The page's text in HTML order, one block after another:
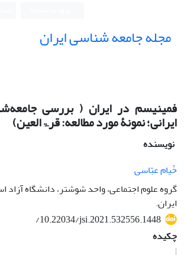
مجله جامعه شناسی ایران
فمینیسم در ایران ( بررسی
ایرانی؛ نمونۀ مورد مطالعه: قرۃالعین)
نویسنده
خّیام عبّاسی
گروه علوم اجتماعی، واحد شوشتر، دانشگاه آزاد
ایران.
/10.22034/jsi.2021.532556.1448
چکیده